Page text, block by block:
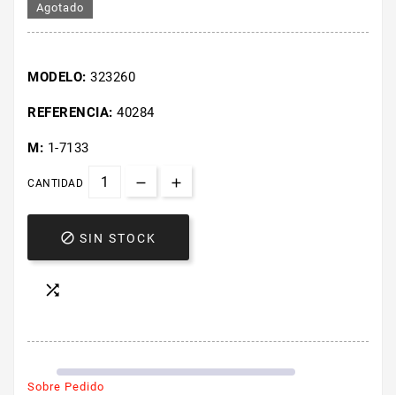
Agotado
MODELO: 323260
REFERENCIA: 40284
M: 1-7133
CANTIDAD
 SIN STOCK

Sobre Pedido